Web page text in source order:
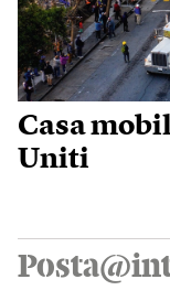
Casa
Uniti